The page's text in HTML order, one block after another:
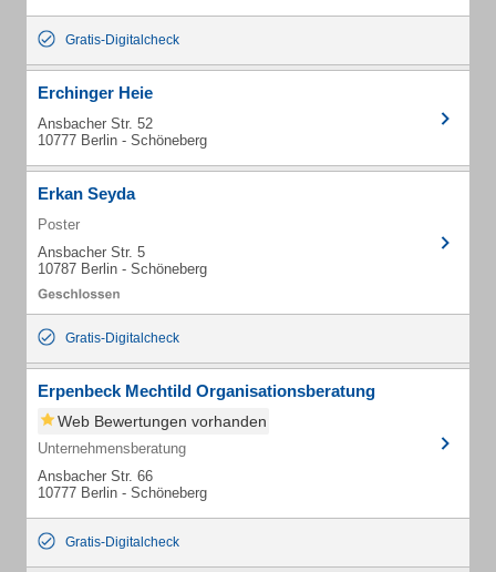
Gratis-Digitalcheck
Erchinger Heie
Ansbacher Str. 52
10777 Berlin - Schöneberg
Erkan Seyda
Poster
Ansbacher Str. 5
10787 Berlin - Schöneberg
Gratis-Digitalcheck
Erpenbeck Mechtild Organisationsberatung
Web Bewertungen vorhanden
Unternehmensberatung
Ansbacher Str. 66
10777 Berlin - Schöneberg
Gratis-Digitalcheck